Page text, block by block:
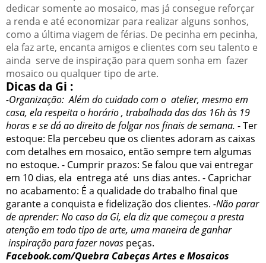
dedicar somente ao mosaico, mas já consegue reforçar
a renda e até economizar para realizar alguns sonhos,
como a última viagem de férias. De pecinha em pecinha,
ela faz arte, encanta amigos e clientes com seu talento e
ainda serve de inspiração para quem sonha em fazer
mosaico ou qualquer tipo de arte.
Dicas da Gi :
-Organização: Além do cuidado com o atelier, mesmo em
casa, ela respeita o horário , trabalhada das das 16h às 19
horas e se dá ao direito de folgar nos finais de semana. - Ter
estoque: Ela percebeu que os clientes adoram as caixas
com detalhes em mosaico, então sempre tem algumas
no estoque. - Cumprir prazos: Se falou que vai entregar
em 10 dias, ela entrega até uns dias antes. - Caprichar
no acabamento: É a qualidade do trabalho final que
garante a conquista e fidelização dos clientes. -Não parar
de aprender: No caso da Gi, ela diz que começou a presta
atenção em todo tipo de arte, uma maneira de ganhar
inspiração para fazer novas peças.
Facebook.com/Quebra Cabeças Artes e Mosaicos